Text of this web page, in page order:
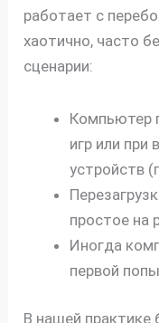
работает с
хаотично, часто
сценарии:
Компьютер
игр или
устройств
простое на
Иногда
первой
В нашей практике